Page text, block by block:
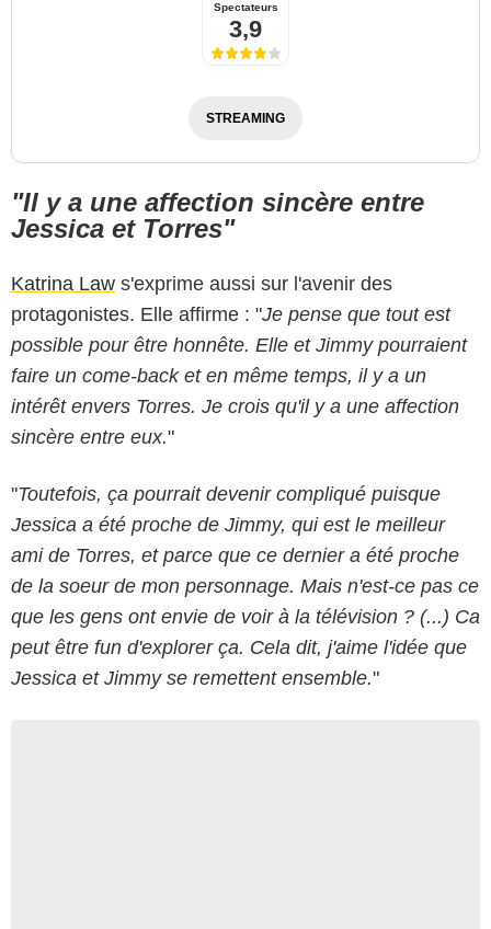
Spectateurs
3,9
STREAMING
"Il y a une affection sincère entre
Jessica et Torres"
Katrina Law s'exprime aussi sur l'avenir des
protagonistes. Elle affirme : "Je pense que tout est
possible pour être honnête. Elle et Jimmy pourraient
faire un come-back et en même temps, il y a un
intérêt envers Torres. Je crois qu'il y a une affection
sincère entre eux."
"Toutefois, ça pourrait devenir compliqué puisque
Jessica a été proche de Jimmy, qui est le meilleur
ami de Torres, et parce que ce dernier a été proche
de la soeur de mon personnage. Mais n'est-ce pas ce
que les gens ont envie de voir à la télévision ? (...) Ca
peut être fun d'explorer ça. Cela dit, j'aime l'idée que
Jessica et Jimmy se remettent ensemble."